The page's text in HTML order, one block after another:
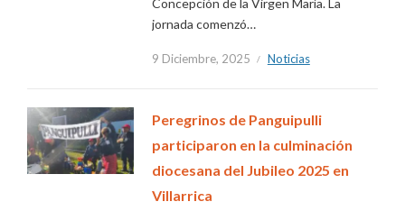
jornada comenzó…
9 Diciembre, 2025 Noticias
Peregrinos de Panguipulli
participaron en la culminación
diocesana del Jubileo 2025 en
Villarrica